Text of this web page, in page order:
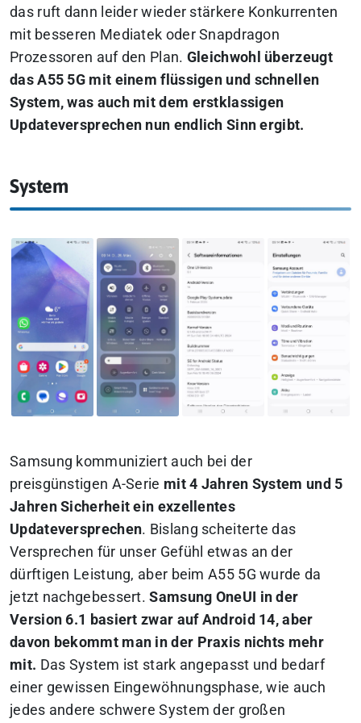
das ruft dann leider wieder stärkere Konkurrenten
mit besseren Mediatek oder Snapdragon
Prozessoren auf den Plan. Gleichwohl überzeugt
das A55 5G mit einem flüssigen und schnellen
System, was auch mit dem erstklassigen
Updateversprechen nun endlich Sinn ergibt.
System
Samsung kommuniziert auch bei der
preisgünstigen A-Serie mit 4 Jahren System und 5
Jahren Sicherheit ein exzellentes
Updateversprechen. Bislang scheiterte das
Versprechen für unser Gefühl etwas an der
dürftigen Leistung, aber beim A55 5G wurde da
jetzt nachgebessert. Samsung OneUI in der
Version 6.1 basiert zwar auf Android 14, aber
davon bekommt man in der Praxis nichts mehr
mit. Das System ist stark angepasst und bedarf
einer gewissen Eingewöhnungsphase, wie auch
jedes andere schwere System der großen